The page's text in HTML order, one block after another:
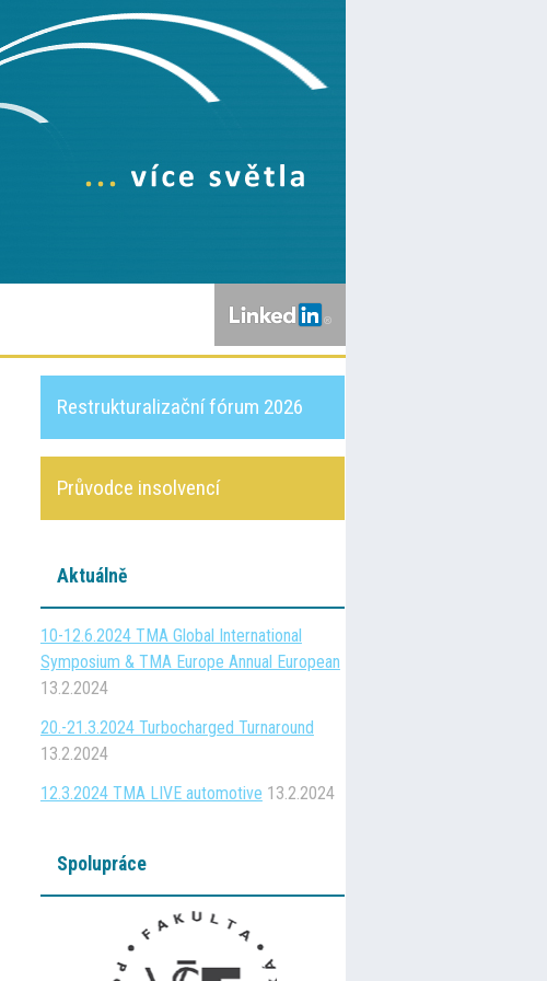
Restrukturalizační fórum 2026
Průvodce insolvencí
Aktuálně
10-12.6.2024 TMA Global International
Symposium & TMA Europe Annual European
13.2.2024
20.-21.3.2024 Turbocharged Turnaround
13.2.2024
12.3.2024 TMA LIVE automotive 13.2.2024
Spolupráce